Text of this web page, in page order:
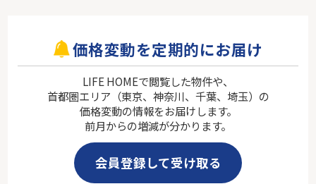
価格変動を定期的にお届け
LIFE HOMEで閲覧した物件や、
首都圏エリア（東京、神奈川、千葉、埼玉）の
価格変動の情報をお届けします。
前月からの増減が分かります。
会員登録して受け取る